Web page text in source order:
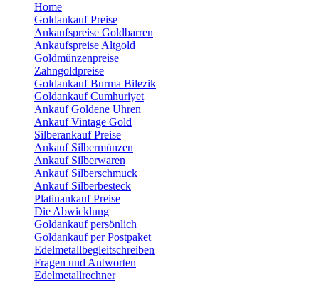
Home
Goldankauf Preise
Ankaufspreise Goldbarren
Ankaufspreise Altgold
Goldmünzenpreise
Zahngoldpreise
Goldankauf Burma Bilezik
Goldankauf Cumhuriyet
Ankauf Goldene Uhren
Ankauf Vintage Gold
Silberankauf Preise
Ankauf Silbermünzen
Ankauf Silberwaren
Ankauf Silberschmuck
Ankauf Silberbesteck
Platinankauf Preise
Die Abwicklung
Goldankauf persönlich
Goldankauf per Postpaket
Edelmetallbegleitschreiben
Fragen und Antworten
Edelmetallrechner